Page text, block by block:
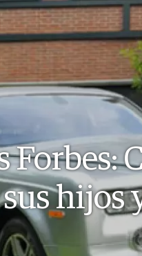
Forbes:
sus hijos